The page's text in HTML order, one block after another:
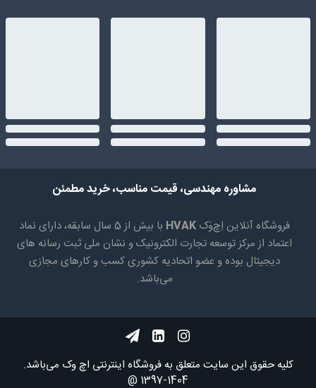
مشاوره مهندسی، قیمت مناسب، خرید مطمئن
فروشگاه آنلاین اِچ‌وَک HVAK
با بیش از 5 سال سابقه، دارای نماد
اعتماد از مرکز توسعه تجارت الکترونیک و نشان ملی ثبت رسانه های
دیجیتال بوده و عضو اتحادیه کشوری کسب و کارهای مجازی
می‌باشد.
کلیه حقوق اين سايت متعلق به فروشگاه اینترنتی اچ وک می‌باشد.
1404-1397 @